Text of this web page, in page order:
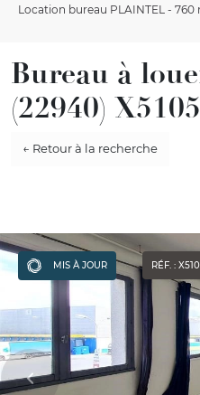
Location bureau PLAINTEL - 760
Bureau à
(22940)
← Retour à la recherche
MIS À JOUR RÉF. :